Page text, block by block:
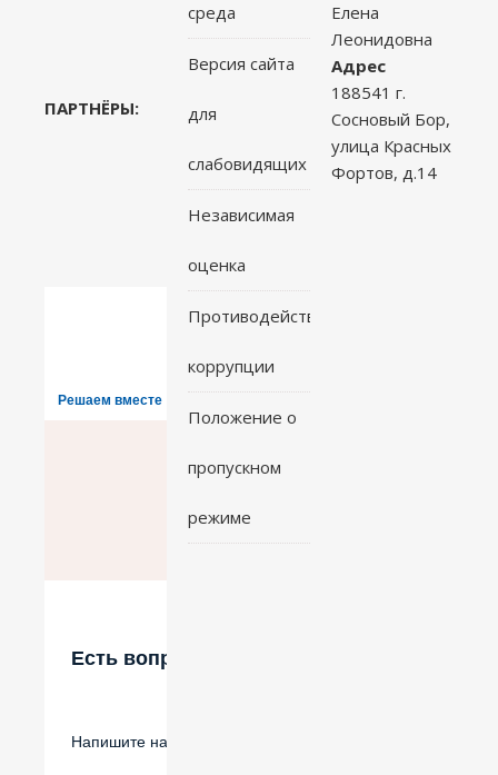
ПАРТНЁРЫ:
Решаем вместе
Есть вопрос?
Напишите нам
среда
Версия сайта
для
слабовидящих
Независимая
оценка
Противодействие
коррупции
Положение о
пропускном
режиме
Елена
Леонидовна
Адрес
188541 г.
Сосновый Бор,
улица Красных
Фортов, д.14